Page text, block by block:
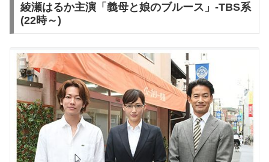
綾瀬はるか主演「義母と娘のブルース」-TBS系
(22時～)